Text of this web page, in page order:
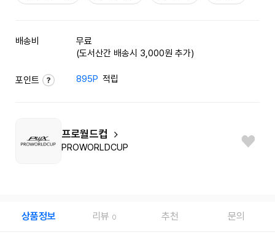
배송비
무료
(도서산간 배송시 3,000원 추가)
포인트 895P 적립
프로월드컵
PROWORLDCUP
상품정보 리뷰 0 추천 문의